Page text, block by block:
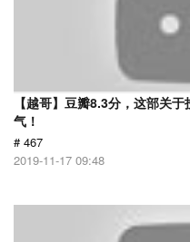
【越哥】豆瓣8.3分，这部关
气！
# 467
2019-11-17 09:48